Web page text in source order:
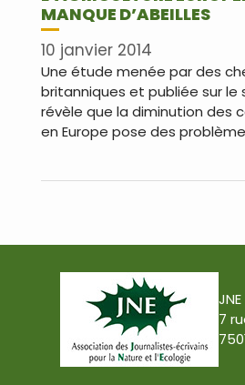
MANQUE D’ABEILLES
10 janvier 2014
Une étude menée par des
britanniques et publiée sur le
révèle que la diminution des
en Europe pose des
7